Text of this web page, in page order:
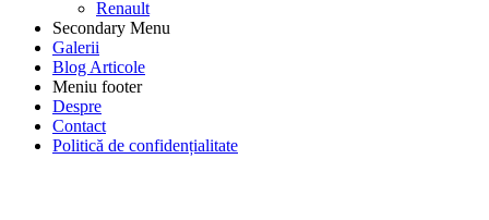
Renault
Secondary Menu
Galerii
Blog Articole
Meniu footer
Despre
Contact
Politică de confidențialitate